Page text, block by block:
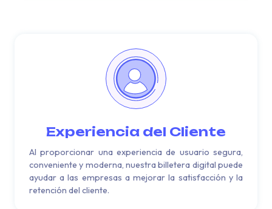
Experiencia del Cliente
Al proporcionar una experiencia de usuario segura,
conveniente y moderna, nuestra billetera digital puede
ayudar a las empresas a mejorar la satisfacción y la
retención del cliente.